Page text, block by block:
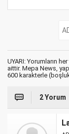
UYARI: Yorumların
aittir. Mepa News,
600 karakterle
2 Yorum